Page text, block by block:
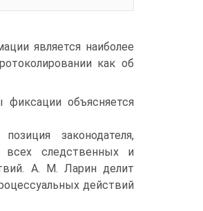
является наиболее
как об
фиксации объясняется
законодателя,
всех следственных и
А. М. Ларин делит
действий